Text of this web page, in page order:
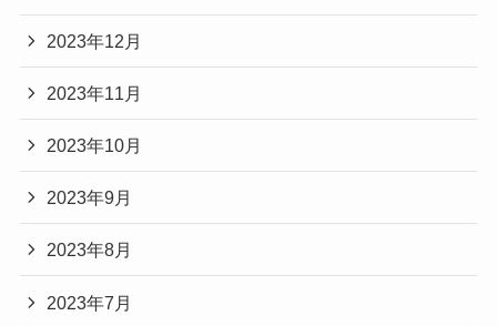
2023年12月
2023年11月
2023年10月
2023年9月
2023年8月
2023年7月